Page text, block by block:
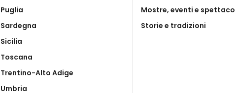
Puglia
Sardegna
Sicilia
Toscana
Trentino-Alto Adige
Umbria
Mostre, eventi e
Storie e tradizioni